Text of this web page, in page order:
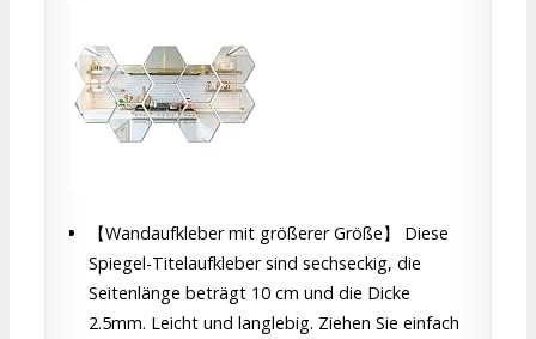
【Wandaufkleber mit größerer Größe】 Diese
Spiegel-Titelaufkleber sind sechseckig, die
Seitenlänge beträgt 10 cm und die Dicke
2.5mm. Leicht und langlebig. Ziehen Sie einfach